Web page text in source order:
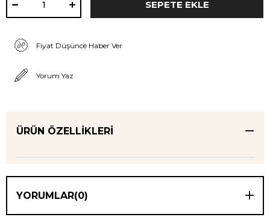
Fiyat Düşünce Haber Ver
Yorum Yaz
ÜRÜN ÖZELLIKLERI
YORUMLAR(0)